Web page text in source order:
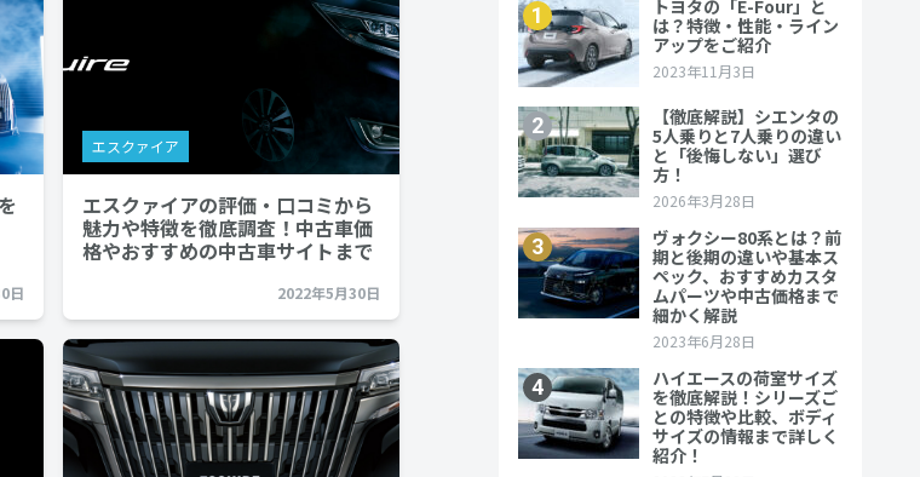
日
エスクァイア
エスクァイアの評価・口コミから
魅力や特徴を徹底調査！中古車価
格やおすすめの中古車サイトまで
2022年5月30日